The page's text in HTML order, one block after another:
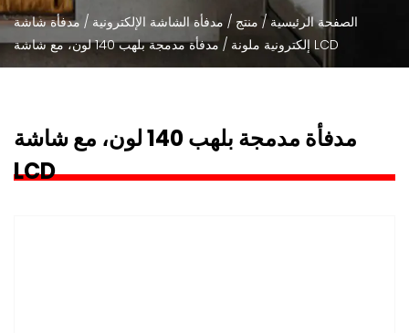
الصفحة الرئيسية/ منتج / مدفأة الشاشة الإلكترونية / مدفأة شاشة
إلكترونية ملونة / مدفأة مدمجة بلهب 140 لون، مع شاشة LCD
مدفأة مدمجة بلهب 140 لون، مع شاشة
LCD